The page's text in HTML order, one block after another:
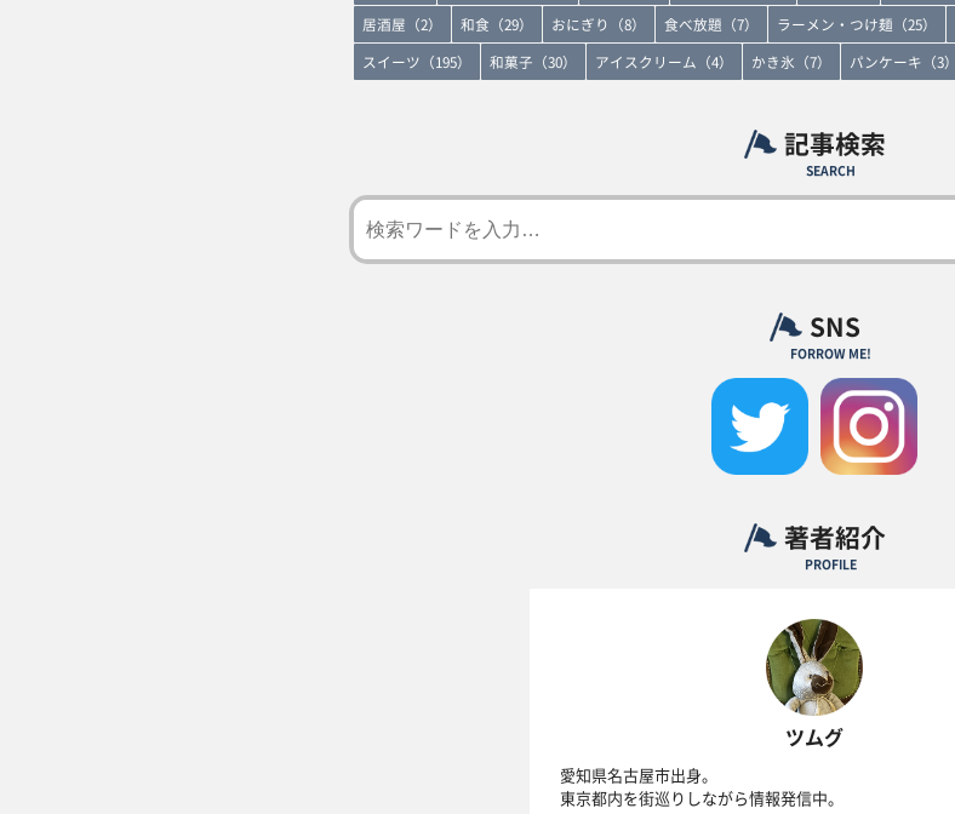
居酒屋（2）
和食（29） おにぎり（8） 食べ放題（7） ラーメン・つけ麺（25）
スイーツ（195）
和菓子（30） アイスクリーム（4） かき氷（7） パンケーキ（3）
記事検索
SEARCH
SNS
FORROW ME!
著者紹介
PROFILE
ツムグ
愛知県名古屋市出身。
東京都内を街巡りしながら情報発信中。